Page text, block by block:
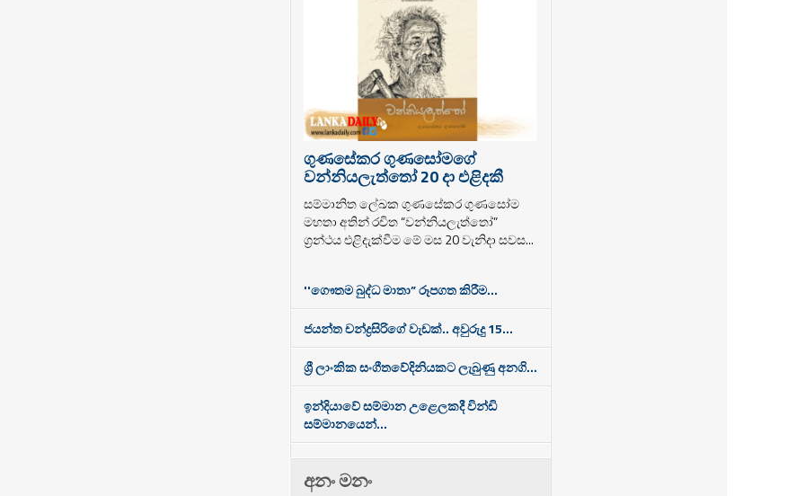
ගුණසේකර ගුණසෝමගේ
වන්නියලැත්තෝ 20 දා එළිදකී
සම්මානිත ලේඛක ගුණසේකර ගුණසෝම
මහතා අතින් රචිත “වන්නියලැත්තෝ”
ග්‍රන්ථය එළිදැක්වීම මේ මස 20 වැනිදා සවස...
''ගෞතම බුද්ධ මාතා” රූපගත කිරීම...
ජයන්ත චන්ද්‍රසිරිගේ වැඩක්.. අවුරුදු 15...
ශ්‍රී ලාංකික සංගීතවේදිනියකට ලැබුණු අනගි...
ඉන්දියාවේ සම්මාන උළෙලකදී වින්ඩි
සම්මානයෙන්...
අනං මනං